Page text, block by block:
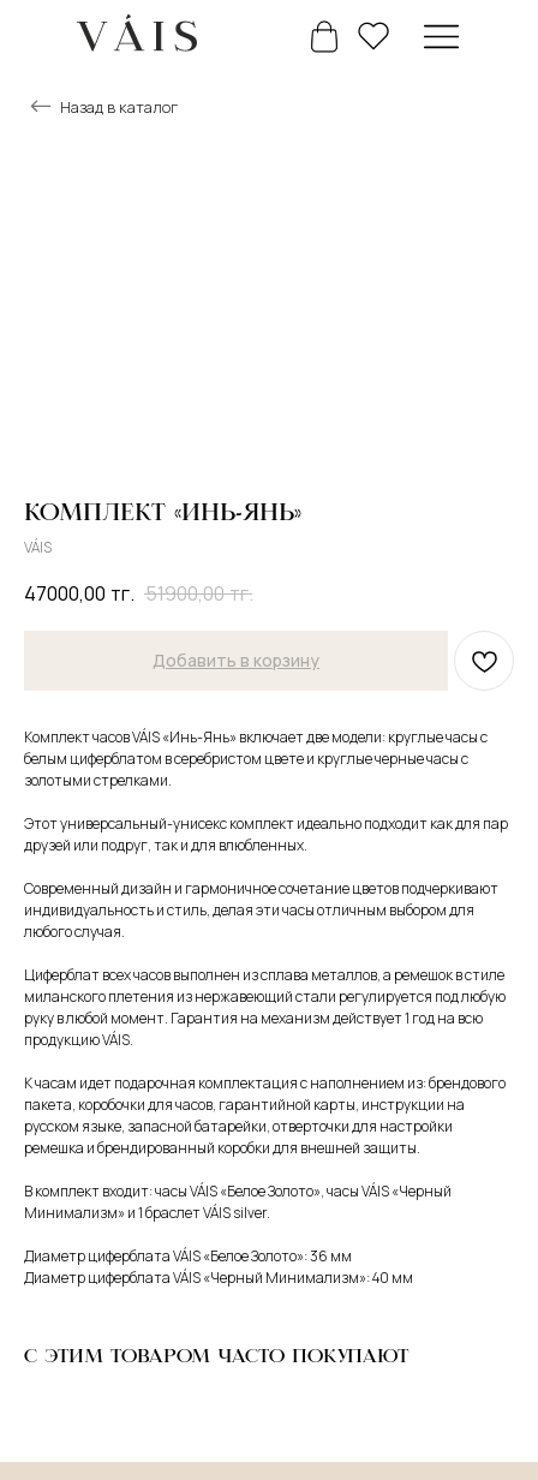
Назад в каталог
КОМПЛЕКТ «ИНЬ-ЯНЬ»
VÁIS
47000,00 тг. 51900,00тг.
Добавить в корзину
Комплект часов VÁIS «Инь-Янь» включает две модели: круглые часы с
белым циферблатом в серебристом цвете и круглые черные часы с
золотыми стрелками.
Этот универсальный-унисекс комплект идеально подходит как для пар
друзей или подруг, так и для влюбленных.
Современный дизайн и гармоничное сочетание цветов подчеркивают
индивидуальность и стиль, делая эти часы отличным выбором для
любого случая.
Циферблат всех часов выполнен из сплава металлов, а ремешок в стиле
миланского плетения из нержавеющий стали регулируется под любую
руку в любой момент. Гарантия на механизм действует 1 год на всю
продукцию VÁIS.
К часам идет подарочная комплектация с наполнением из: брендового
пакета, коробочки для часов, гарантийной карты, инструкции на
русском языке, запасной батарейки, отверточки для настройки
ремешка и брендированный коробки для внешней защиты.
В комплект входит: часы VÁIS «Белое Золото», часы VÁIS «Черный
Минимализм» и 1 браслет VÁIS silver.
Диаметр циферблата VÁIS «Белое Золото»: 36 мм
Диаметр циферблата VÁIS «Черный Минимализм»: 40 мм
С ЭТИМ ТОВАРОМ ЧАСТО ПОКУПАЮТ